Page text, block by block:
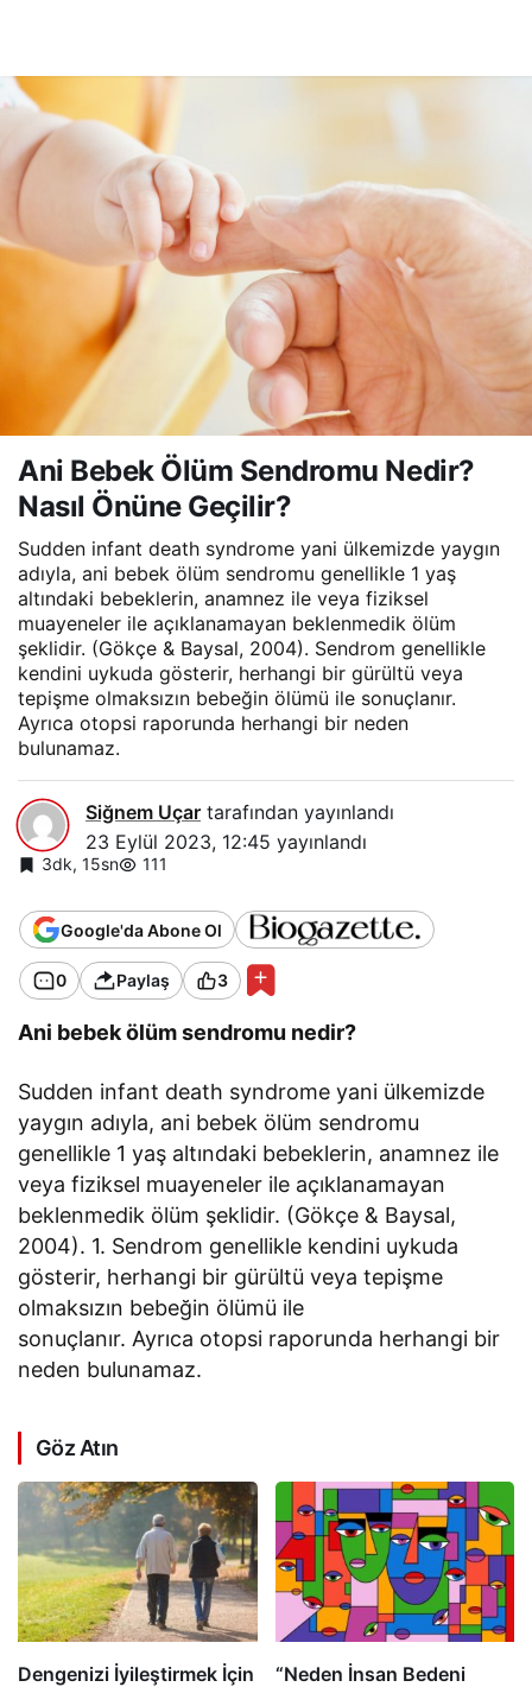
Ani Bebek Ölüm Sendromu Nedir?
Nasıl Önüne Geçilir?
Sudden infant death syndrome yani ülkemizde yaygın
adıyla, ani bebek ölüm sendromu genellikle 1 yaş
altındaki bebeklerin, anamnez ile veya fiziksel
muayeneler ile açıklanamayan beklenmedik ölüm
şeklidir. (Gökçe & Baysal, 2004). Sendrom genellikle
kendini uykuda gösterir, herhangi bir gürültü veya
tepişme olmaksızın bebeğin ölümü ile sonuçlanır.
Ayrıca otopsi raporunda herhangi bir neden
bulunamaz.
Siğnem Uçar tarafından yayınlandı
23 Eylül 2023, 12:45 yayınlandı
3dk, 15sn 111
Google'da Abone Ol
0 Paylaş 3
Ani bebek ölüm sendromu nedir?
Sudden infant death syndrome yani ülkemizde
yaygın adıyla, ani bebek ölüm sendromu
genellikle 1 yaş altındaki bebeklerin, anamnez ile
veya fiziksel muayeneler ile açıklanamayan
beklenmedik ölüm şeklidir. (Gökçe & Baysal,
2004). 1. Sendrom genellikle kendini uykuda
gösterir, herhangi bir gürültü veya tepişme
olmaksızın bebeğin ölümü ile
sonuçlanır. Ayrıca otopsi raporunda herhangi bir
neden bulunamaz.
Göz Atın
Dengenizi İyileştirmek İçin
“Neden İnsan Bedeni
Beyninde İştah ve Bellek
Arasındaki Bağı Buldular.